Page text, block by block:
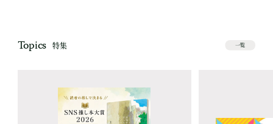
Topics 特集 一覧